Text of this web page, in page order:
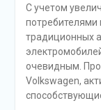
С учетом
потребителями
традиционных
очевидным.
Volkswagen,